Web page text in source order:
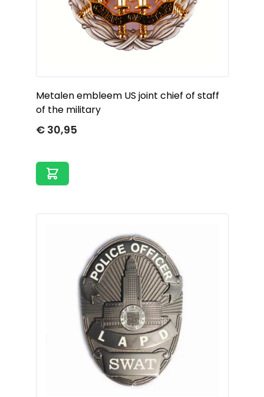
Metalen embleem US joint chief of staff
of the military
€ 30,95